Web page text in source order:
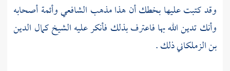
وقد كتبت عليها بخطك أن هذا مذهب الشافعيوأئمة أصحابه
وأنك تدين الله بها فاعترف بذلك فأنكر عليهالشيخ كمال الدين
بن الزملكانيذلك .